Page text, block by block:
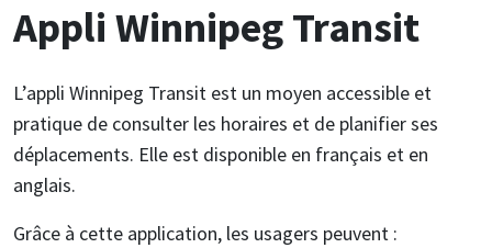
Appli Winnipeg Transit
L’appli Winnipeg Transit est un moyen accessible et
pratique de consulter les horaires et de planifier ses
déplacements. Elle est disponible en français et en
anglais.
Grâce à cette application, les usagers peuvent :